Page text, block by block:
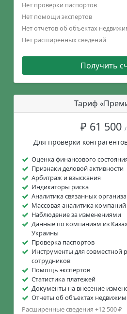
Нет проверки паспортов
Нет помощи экспертов
Нет отчетов об объектах
Нет расширенных сведений
Получить
Тариф
₽ 61 500
Для проверки
Оценка финансового
Признаки деловой активности
Арбитраж и взыскания
Индикаторы риска
Аналитика связанных
Массовая аналитика компаний
Наблюдение за изменениями
Данные по компаниям из
Украины
Проверка паспортов
Инструменты для совместной
сотрудников
Помощь экспертов
Статистика платежей
Документы на внесение
Отчеты об объектах
Расширенные сведения +12 500 ₽